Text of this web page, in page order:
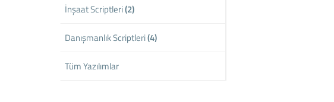
İnşaat Scriptleri(2)
Danışmanlık Scriptleri(4)
Tüm Yazılımlar